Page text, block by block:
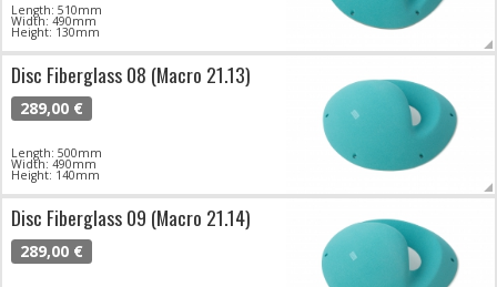
Length: 510mm
Width: 490mm
Height: 130mm
Disc Fiberglass 08 (Macro 21.13)
289,00 €
Length: 500mm
Width: 490mm
Height: 140mm
Disc Fiberglass 09 (Macro 21.14)
289,00 €